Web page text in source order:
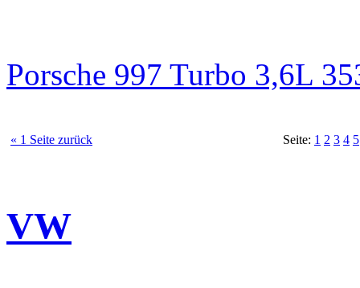
Porsche 997 Turbo 3,6L
« 1 Seite zurück Seite: 1 2 3 4 5
VW